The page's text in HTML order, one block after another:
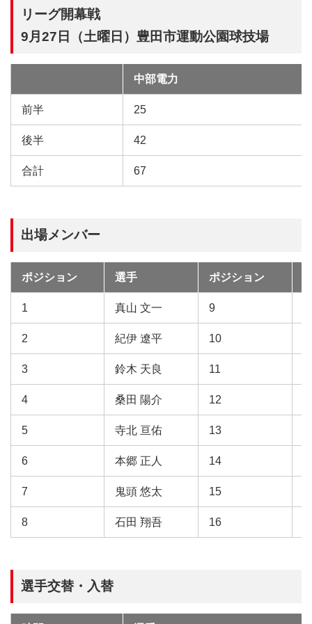
リーグ開幕戦
9月27日（土曜日）豊田市運動公園球技場
合
中部電力
前半 25
後半 42
合計 67
出場メンバー
ポジション 選手 ポジション
1 真山 文一 9
2 紀伊 遼平 10
3 鈴木 天良 11
4 桑田 陽介 12
5 寺北 亘佑 13
6 本郷 正人 14
7 鬼頭 悠太 15
8 石田 翔吾 16
選手交替・入替